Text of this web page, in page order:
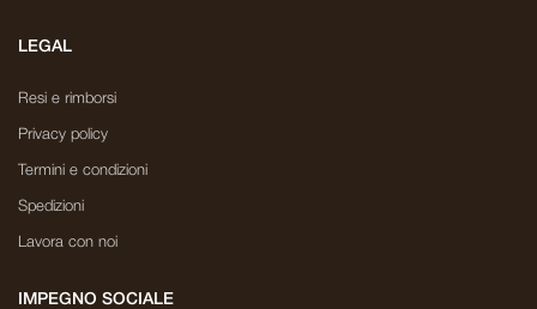
LEGAL
Resi e rimborsi
Privacy policy
Termini e condizioni
Spedizioni
Lavora con noi
IMPEGNO SOCIALE